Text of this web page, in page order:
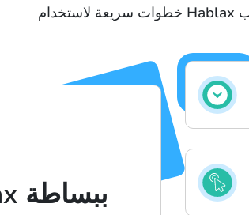
طريقة عمل Hablax ببساطة